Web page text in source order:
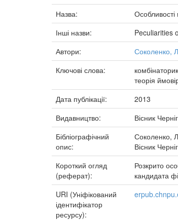
Назва:
Інші назви:
Peculiarities
Автори:
Соколенко,
Ключові слова:
теорія
Дата публікації:
2013
Видавництво:
Вісник
Бібліографічний
опис:
Соколенко,
Вісник
Короткий огляд
(реферат):
Розкрито
кандидата
URI (Уніфікований
ідентифікатор
ресурсу):